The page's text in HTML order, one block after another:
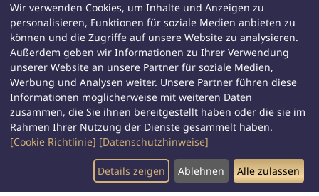
Mehr erfahren>
Kraftstoffverbrauch kombiniert: 8,4-7,1 l/100 km; CO2-Emissionen
kombiniert: 192-162 g/km; CO2-Klasse G-F
Wir verwenden Cookies, um Inhalte und Anzeigen zu
personalisieren, Funktionen für soziale Medien anbieten zu
können und die Zugriffe auf unsere Website zu analysieren.
Außerdem geben wir Informationen zu Ihrer Verwendung
unserer Website an unsere Partner für soziale Medien,
Werbung und Analysen weiter. Unsere Partner führen diese
Informationen möglicherweise mit weiteren Daten
zusammen, die Sie ihnen bereitgestellt haben oder die sie im
Rahmen Ihrer Nutzung der Dienste gesammelt haben.
[Cookie Richtlinie] [Datenschutzhinweise]
Details zeigen Ablehnen Alle zulassen